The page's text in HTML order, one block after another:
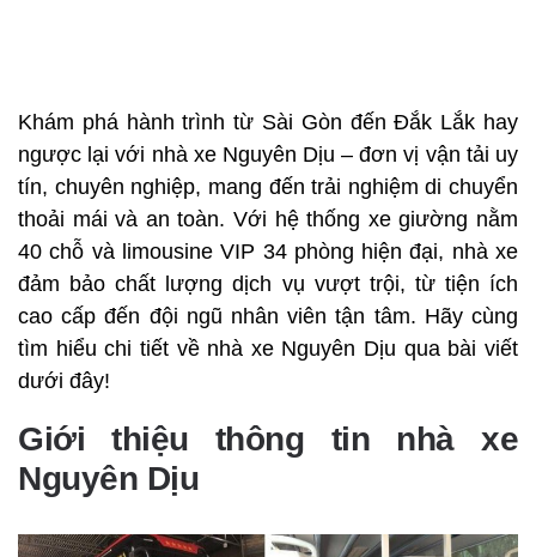
Khám phá hành trình từ Sài Gòn đến Đắk Lắk hay
ngược lại với nhà xe Nguyên Dịu – đơn vị vận tải uy
tín, chuyên nghiệp, mang đến trải nghiệm di chuyển
thoải mái và an toàn. Với hệ thống xe giường nằm
40 chỗ và limousine VIP 34 phòng hiện đại, nhà xe
đảm bảo chất lượng dịch vụ vượt trội, từ tiện ích
cao cấp đến đội ngũ nhân viên tận tâm. Hãy cùng
tìm hiểu chi tiết về nhà xe Nguyên Dịu qua bài viết
dưới đây!
Giới thiệu thông tin nhà xe
Nguyên Dịu